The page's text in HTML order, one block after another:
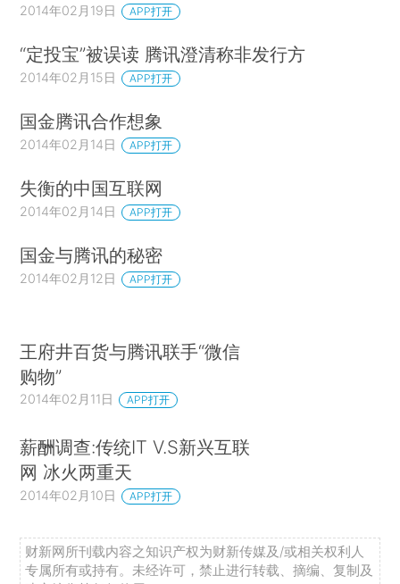
2014年02月19日 APP打开
“定投宝”被误读 腾讯澄清称非发行方
2014年02月15日 APP打开
国金腾讯合作想象
2014年02月14日 APP打开
失衡的中国互联网
2014年02月14日 APP打开
国金与腾讯的秘密
2014年02月12日 APP打开
王府井百货与腾讯联手“微信
购物”
2014年02月11日 APP打开
薪酬调查:传统IT V.S新兴互联
网 冰火两重天
2014年02月10日 APP打开
财新网所刊载内容之知识产权为财新传媒及/或相关权利人
专属所有或持有。未经许可，禁止进行转载、摘编、复制及